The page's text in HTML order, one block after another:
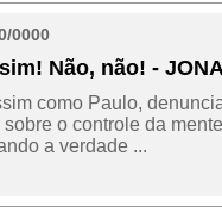
0000
Não, não! -
como Paulo,
o controle da
a verdade ...